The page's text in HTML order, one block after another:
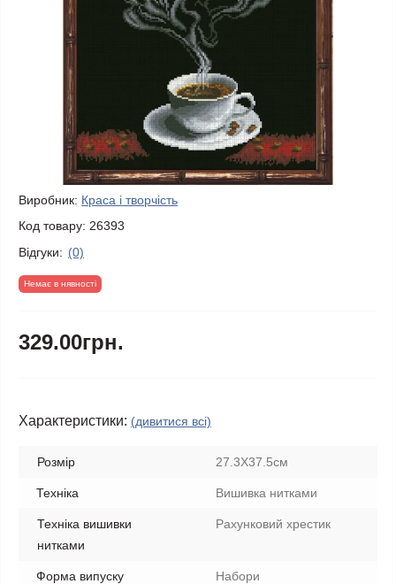
Виробник: Краса і творчість
Код товару: 26393
Відгуки: (0)
Немає в нявності
329.00грн.
Характеристики: (дивитися всі)
Розмір 27.3Х37.5см
Техніка Вишивка нитками
Техніка вишивки
нитками
Рахунковий хрестик
Форма випуску Набори